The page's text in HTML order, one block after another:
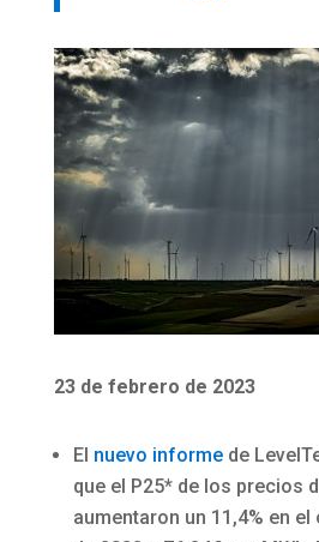
23 de febrero de 2023
El nuevo informede
que el P25* de los precios
aumentaron un 11,4% en